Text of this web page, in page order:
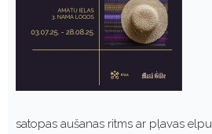
satopas aušanas ritms ar pļavas